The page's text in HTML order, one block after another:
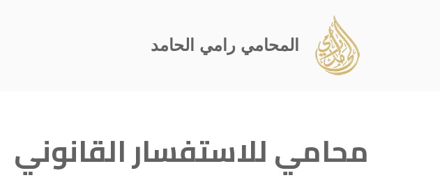
المحامي رامي الحامد
محامي للاستفسار القانوني